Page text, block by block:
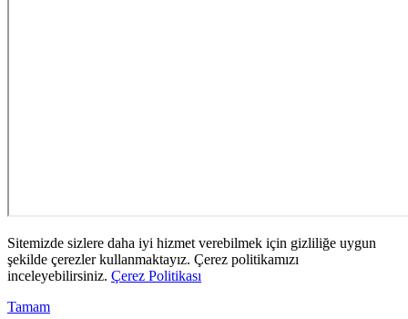
Sitemizde sizlere daha iyi hizmet verebilmek için gizliliğe uygun
şekilde çerezler kullanmaktayız. Çerez politikamızı
inceleyebilirsiniz. Çerez Politikası
Tamam